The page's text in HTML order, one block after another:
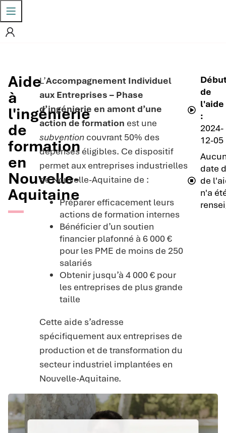
Aide
à
l'ingénierie
de
formation
en
Nouvelle-
Aquitaine
L’Accompagnement Individuel
aux Entreprises – Phase
d’ingénierie en amont d’une
action de formation est une
subventioncouvrant 50% des
dépenses éligibles. Ce dispositif
permet aux entreprises industrielles
de Nouvelle-Aquitaine de :
Préparer efficacement leurs
actions de formation internes
Bénéficier d’un soutien
financier plafonné à 6 000 €
pour les PME de moins de 250
salariés
Obtenir jusqu’à 4 000 € pour
les entreprises de plus grande
taille
Cette aide s’adresse
spécifiquement aux entreprises de
production et de transformation du
secteur industriel implantées en
Nouvelle-Aquitaine.
de
l'aide
:
2024-
12-05
date
de
n'a